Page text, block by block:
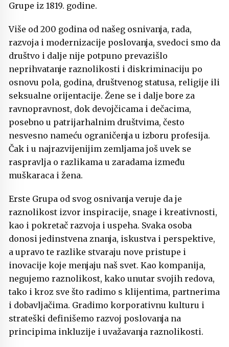
Grupe iz 1819. godine.
Više od 200 godina od našeg osnivanja, rada,
razvoja i modernizacije poslovanja, svedoci smo da
društvo i dalje nije potpuno prevazišlo
neprihvatanje raznolikosti i diskriminaciju po
osnovu pola, godina, društvenog statusa, religije ili
seksualne orijentacije. Žene se i dalje bore za
ravnopravnost, dok devojčicama i dečacima,
posebno u patrijarhalnim društvima, često
nesvesno nameću ograničenja u izboru profesija.
Čak i u najrazvijenijim zemljama još uvek se
raspravlja o razlikama u zaradama između
muškaraca i žena.
Erste Grupa od svog osnivanja veruje da je
raznolikost izvor inspiracije, snage i kreativnosti,
kao i pokretač razvoja i uspeha. Svaka osoba
donosi jedinstvena znanja, iskustva i perspektive,
a upravo te razlike stvaraju nove pristupe i
inovacije koje menjaju naš svet. Kao kompanija,
negujemo raznolikost, kako unutar svojih redova,
tako i kroz sve što radimo s klijentima, partnerima
i dobavljačima. Gradimo korporativnu kulturu i
strateški definišemo razvoj poslovanja na
principima inkluzije i uvažavanja raznolikosti.